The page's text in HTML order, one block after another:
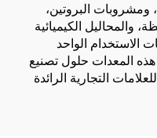
ومشروبات البروتين،
والمحاليل الكيميائية
الاستخدام الواحد
هذه المعدات حلول تصنيع
التجارية الرائدة